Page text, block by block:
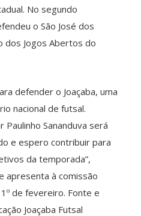
No segundo
o São José dos
dos Jogos Abertos do
defender o Joaçaba, uma
nacional de futsal.
Sananduva será
e espero contribuir para
da temporada”,
apresenta à comissão
de fevereiro. Fonte e
Joaçaba Futsal